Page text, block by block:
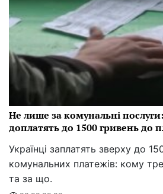
Не лише за комунальні
доплатять до 1500 гривень до
Українці заплатять зверху до
комунальних платежів: кому
та за що.